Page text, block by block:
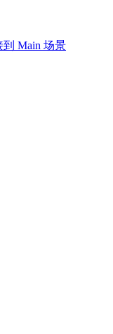
Main 场景